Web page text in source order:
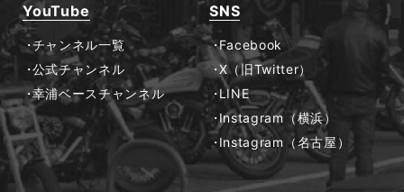
YouTube
チャンネル一覧
公式チャンネル
幸浦ベースチャンネル
SNS
Facebook
X（旧Twitter）
LINE
Instagram（横浜）
Instagram（名古屋）